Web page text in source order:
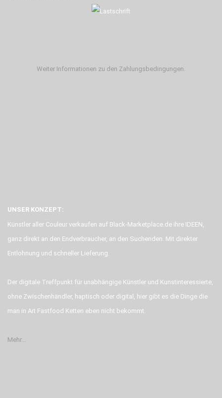
Weiter Informationen zu den Zahlungsbedingungen.
UNSER KONZEPT:
Künstler aller Couleur verkaufen auf Black-Marketplace.de ihre IDEEN,
ganz direkt an den Endverbraucher, an den Suchenden. Mit direkter
Entlohnung und schneller Lieferung.
Der digitale Treffpunkt für unabhängige Künstler und Kunstinteressierte,
ohne Zwischenhändler, haptisch oder digital, hier gibt es die Dinge die
man in Art Fastfood Ketten eben nicht bekommt.
Mehr...